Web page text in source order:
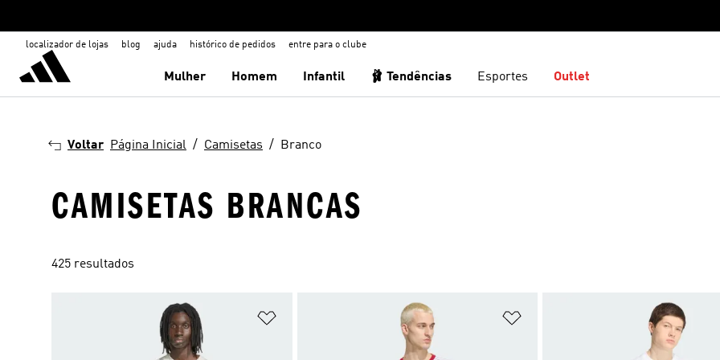
localizador de lojas blog ajuda histórico de pedidos entre para o clube
Mulher Homem Infantil 🩰 Tendências Esportes Outlet
Voltar Página Inicial Camisetas Branco
CAMISETAS BRANCAS
425 resultados
Adicionar à Lista de Desejos Adicionar à Lista de Desejos